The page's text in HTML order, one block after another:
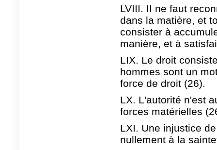
LVIII. II ne faut
dans la matière, et
consister à
manière, et à
LIX. Le droit
hommes sont un
force de droit (26).
LX. L'autorité n'est
forces matérielles
LXI. Une injustice
nullement à la